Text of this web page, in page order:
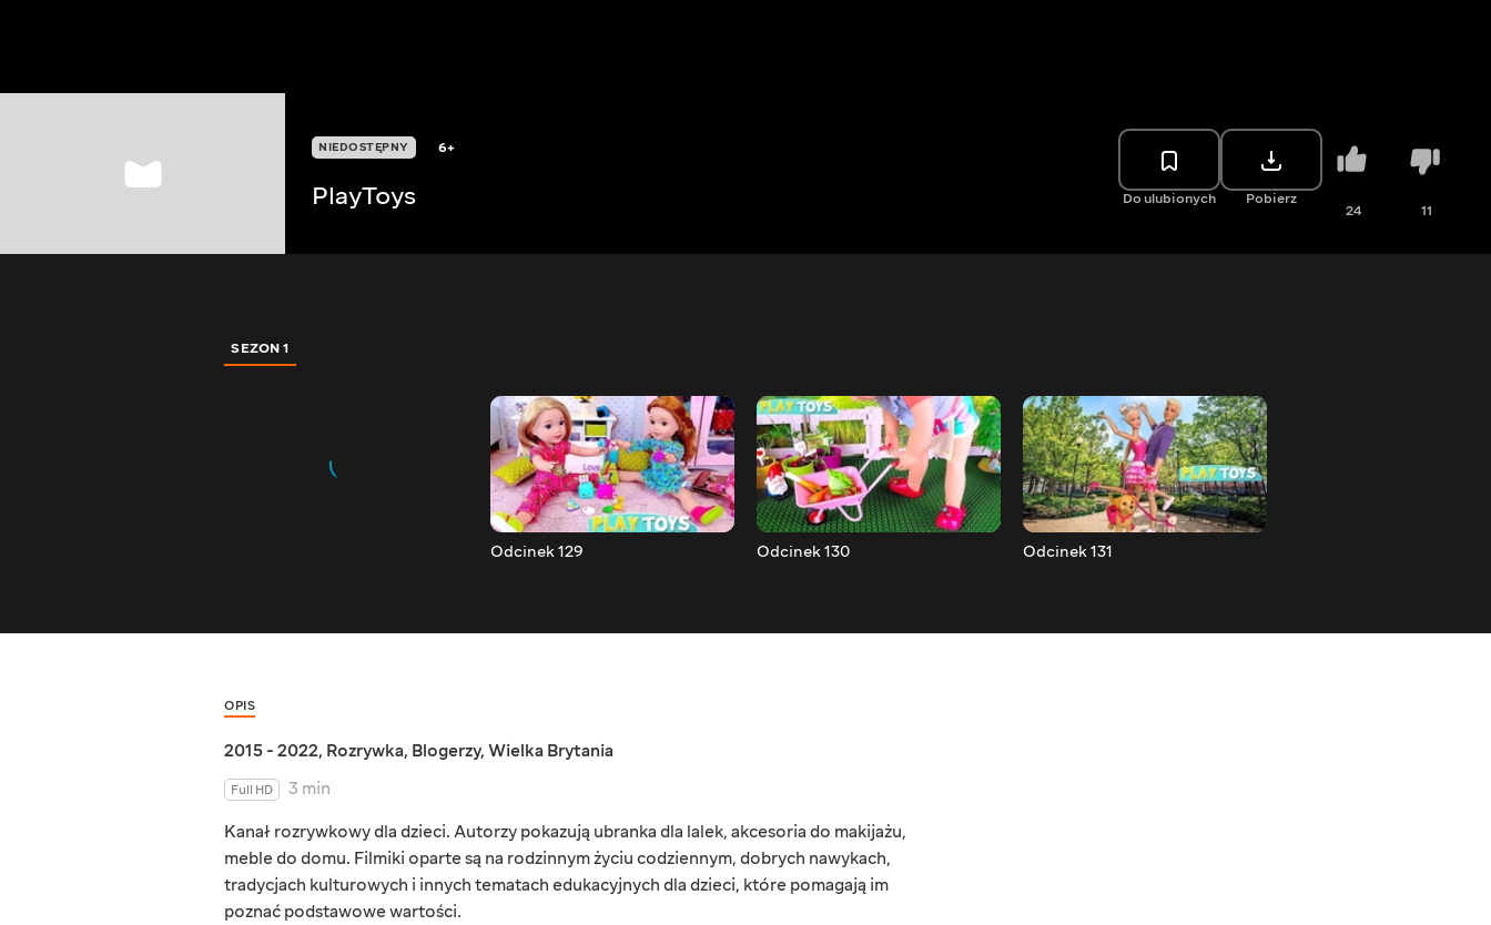
NIEDOSTĘPNY 6+
PlayToys Do ulubionych Pobierz
24 11
SEZON 1
Odcinek 129 Odcinek 130 Odcinek 131
OPIS
2015 - 2022, Rozrywka, Blogerzy, Wielka Brytania
Full HD
3 min
Kanał rozrywkowy dla dzieci. Autorzy pokazują ubranka dla lalek, akcesoria do makijażu,
meble do domu. Filmiki oparte są na rodzinnym życiu codziennym, dobrych nawykach,
tradycjach kulturowych i innych tematach edukacyjnych dla dzieci, które pomagają im
poznać podstawowe wartości.